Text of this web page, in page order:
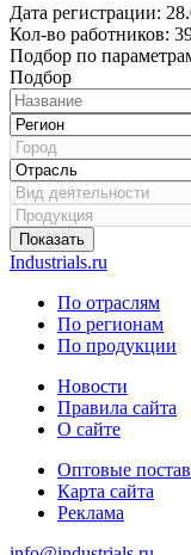
Дата регистрации:
Кол-во работников:
Подбор по
Подбор
Показать
Industrials.ru
По отраслям
По регионам
По продукции
Новости
Правила сайта
О сайте
Оптовые
Карта сайта
Реклама